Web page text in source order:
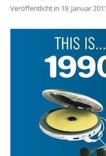
Veröffentlicht in 19. Januar